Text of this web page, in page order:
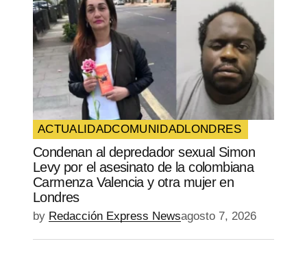
ACTUALIDADCOMUNIDADLONDRES
Condenan al depredador sexual Simon
Levy por el asesinato de la colombiana
Carmenza Valencia y otra mujer en
Londres
by Redacción Express Newsagosto 7, 2026